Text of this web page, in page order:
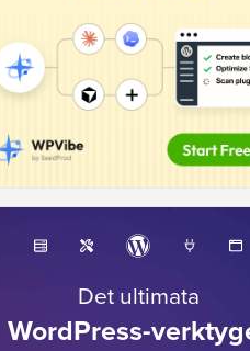
Det ultimata
WordPress-